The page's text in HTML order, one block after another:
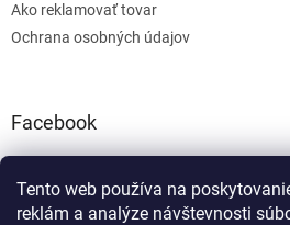
Tento web používa na
reklám a analýze návštevnosti
Ako reklamovať tovar
Ochrana osobných údajov
Facebook